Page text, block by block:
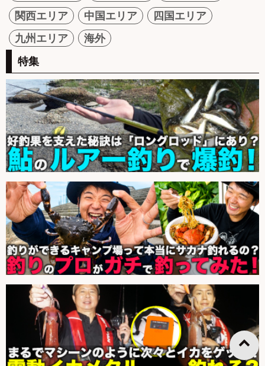
関西エリア
中国エリア
四国エリア
九州エリア
海外
特集